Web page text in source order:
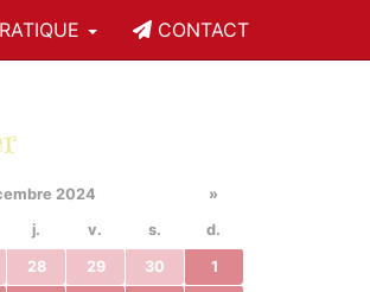
CONTACT
2024
»
j. v. s. d.
28 29 30 1